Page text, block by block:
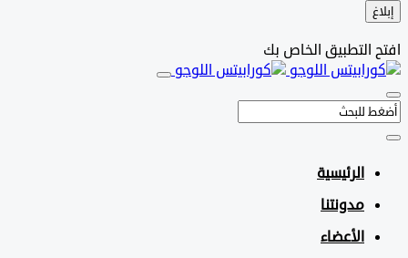
التطبيق الخاص بك
الرئيسية
مدونتنا
الأعضاء